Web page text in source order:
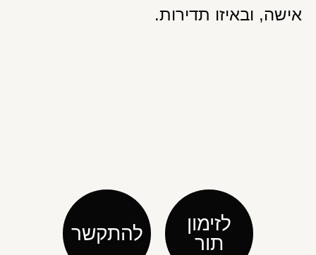
אישה, ובאיזו תדירות.
לזימון
תור
להתקשר